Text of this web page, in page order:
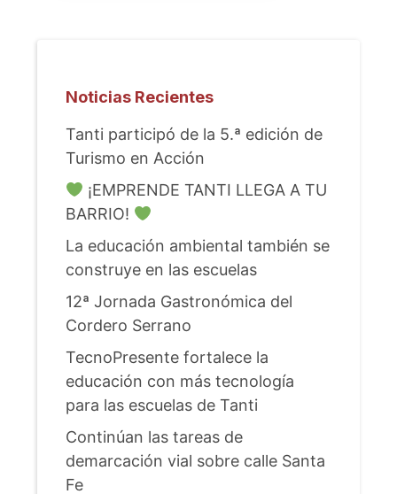
Noticias Recientes
Tanti participó de la 5.ª edición de
Turismo en Acción
¡EMPRENDE TANTI LLEGA A TU
BARRIO!
La educación ambiental también se
construye en las escuelas
12ª Jornada Gastronómica del
Cordero Serrano
TecnoPresente fortalece la
educación con más tecnología
para las escuelas de Tanti
Continúan las tareas de
demarcación vial sobre calle Santa
Fe